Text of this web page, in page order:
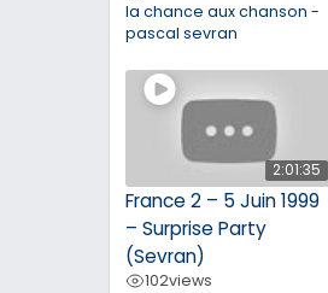
la chance aux chanson -
pascal sevran
2:01:35
France 2 – 5 Juin 1999
– Surprise Party
(Sevran)
102views